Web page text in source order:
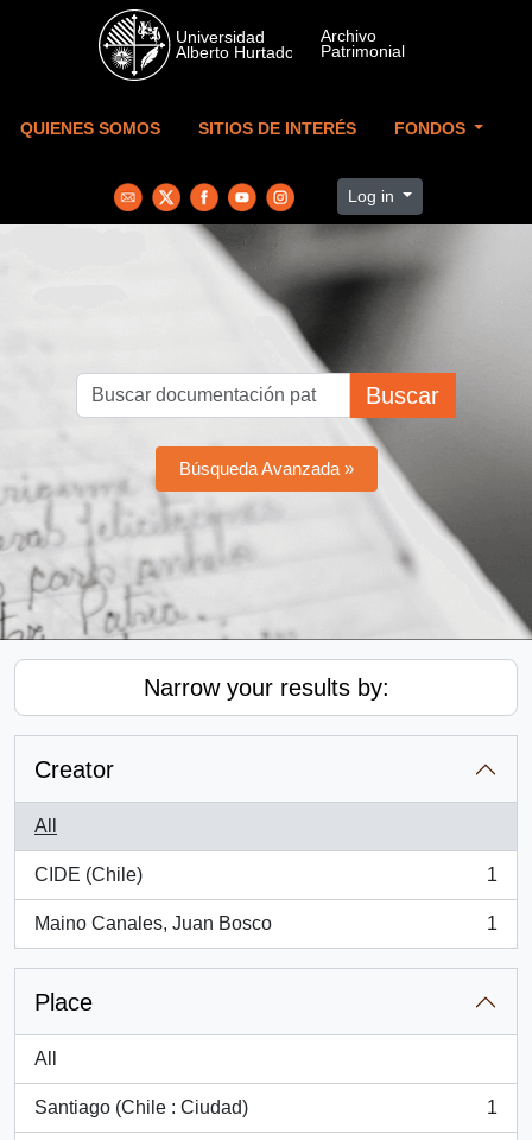
Skip to main content
QUIENES SOMOS SITIOS DE INTERÉS FONDOS
Log in
Buscar
Búsqueda Avanzada »
Narrow your results by:
Creator
All
CIDE (Chile)
, 1 results
1
Maino Canales, Juan Bosco
, 1 results
1
Place
All
Santiago (Chile : Ciudad)
, 1 results
1